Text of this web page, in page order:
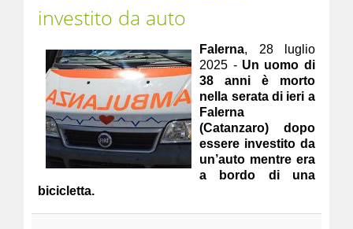
investito da auto
Falerna, 28 luglio
2025 - Un uomo di
38 anni è morto
nella serata di ieri a
Falerna
(Catanzaro) dopo
essere investito da
un’auto mentre era
a bordo di una
bicicletta.